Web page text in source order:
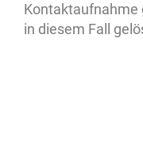
Kontaktaufnahme
in diesem Fall